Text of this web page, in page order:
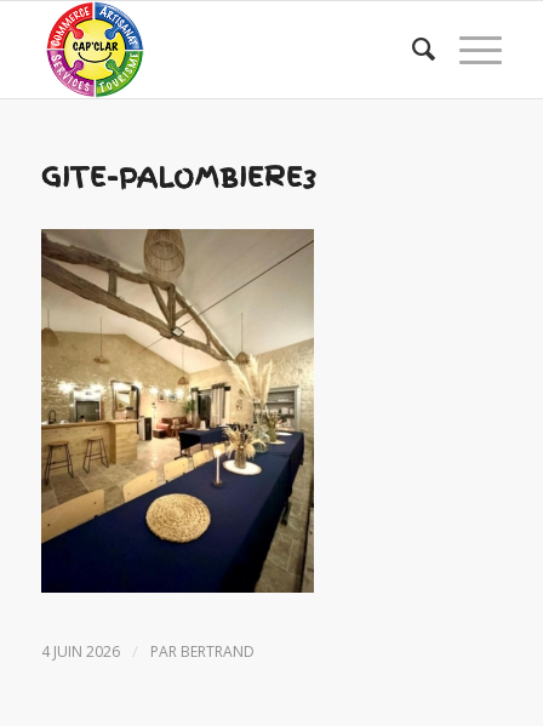
GITE-PALOMBIERE3
4 JUIN 2026 / PAR BERTRAND